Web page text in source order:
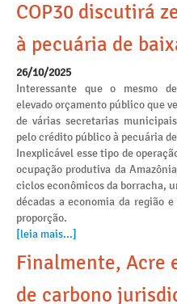
COP30 discutirá
à pecuária de
26/10/2025
Interessante que o mesmo
elevado orçamento público que
de várias secretarias
pelo crédito público à pecuária
Inexplicável esse tipo de
ocupação produtiva da
ciclos econômicos da borracha,
décadas a economia da região
proporção.
[leia mais...]
Finalmente, Acre
de carbono